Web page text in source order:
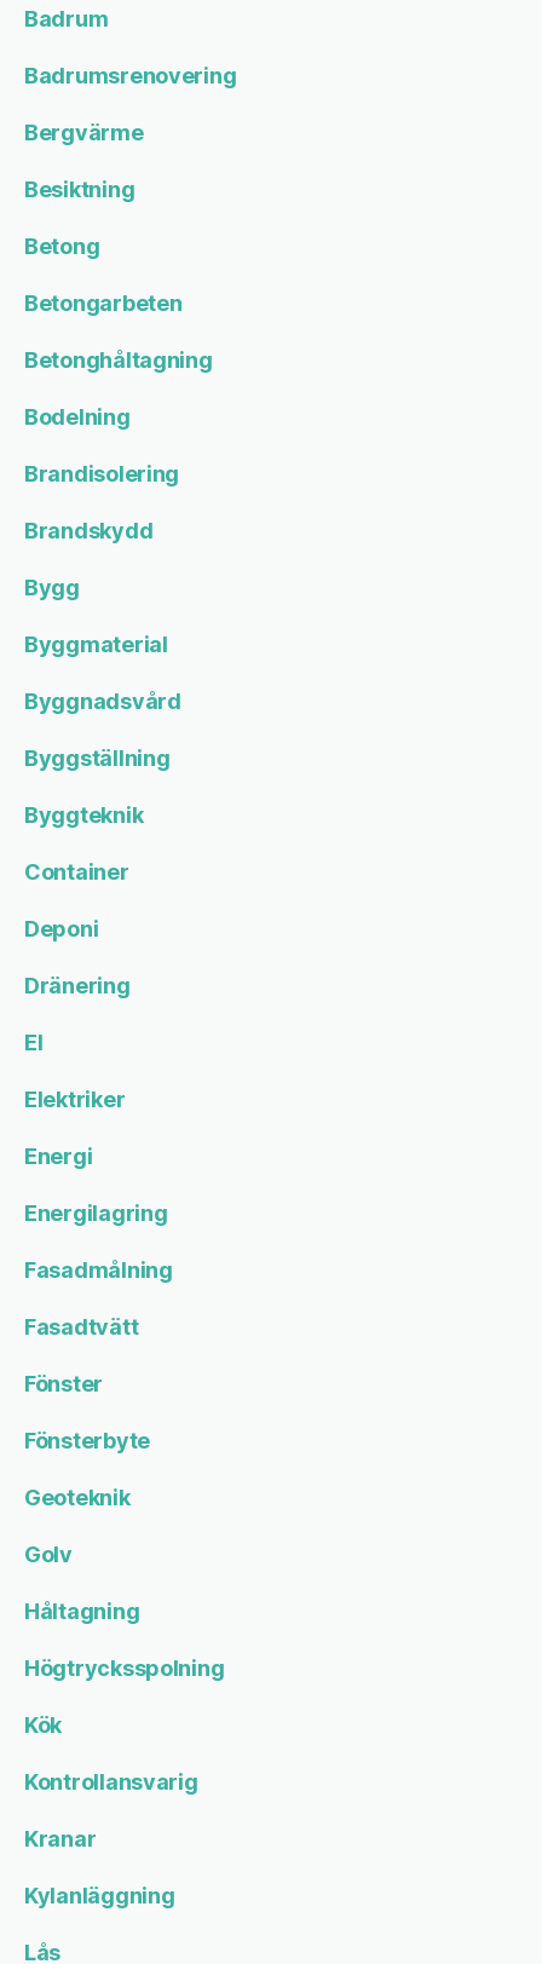
Badrum
Badrumsrenovering
Bergvärme
Besiktning
Betong
Betongarbeten
Betonghåltagning
Bodelning
Brandisolering
Brandskydd
Bygg
Byggmaterial
Byggnadsvård
Byggställning
Byggteknik
Container
Deponi
Dränering
El
Elektriker
Energi
Energilagring
Fasadmålning
Fasadtvätt
Fönster
Fönsterbyte
Geoteknik
Golv
Håltagning
Högtrycksspolning
Kök
Kontrollansvarig
Kranar
Kylanläggning
Lås